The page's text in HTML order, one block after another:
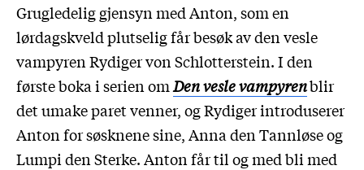
Grugledelig gjensyn med Anton, som en
lørdagskveld plutselig får besøk av den vesle
vampyren Rydiger von Schlotterstein. I den
første boka i serien omDen vesle vampyrenblir
det umake paret venner, og Rydiger introduserer
Anton for søsknene sine, Anna den Tannløse og
Lumpi den Sterke. Anton får til og med bli med